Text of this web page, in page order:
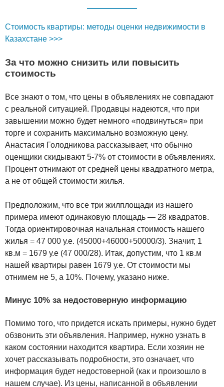
Стоимость квартиры: методы оценки недвижимости в
Казахстане >>>
За что можно снизить или повысить
стоимость
Все знают о том, что цены в объявлениях не совпадают
с реальной ситуацией. Продавцы надеются, что при
завышении можно будет немного «подвинуться» при
торге и сохранить максимально возможную цену.
Анастасия Голодникова рассказывает, что обычно
оценщики скидывают 5-7% от стоимости в объявлениях.
Процент отнимают от средней цены квадратного метра,
а не от общей стоимости жилья.
Предположим, что все три жилплощади из нашего
примера имеют одинаковую площадь — 28 квадратов.
Тогда ориентировочная начальная стоимость нашего
жилья = 47 000 у.е. (45000+46000+50000/3). Значит, 1
кв.м = 1679 у.е (47 000/28). Итак, допустим, что 1 кв.м
нашей квартиры равен 1679 у.е. От стоимости мы
отнимем не 5, а 10%. Почему, указано ниже.
Минус 10% за недостоверную информацию
Помимо того, что придется искать примеры, нужно будет
обзвонить эти объявления. Например, нужно узнать в
каком состоянии находится квартира. Если хозяин не
хочет рассказывать подробности, это означает, что
информация будет недостоверной (как и произошло в
нашем случае). Из цены, написанной в объявлении